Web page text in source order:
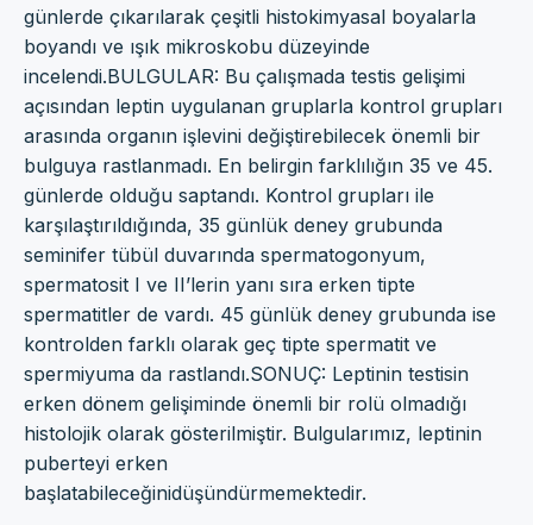
günlerde çıkarılarak çeşitli histokimyasal boyalarla
boyandı ve ışık mikroskobu düzeyinde
incelendi.BULGULAR: Bu çalışmada testis gelişimi
açısından leptin uygulanan gruplarla kontrol grupları
arasında organın işlevini değiştirebilecek önemli bir
bulguya rastlanmadı. En belirgin farklılığın 35 ve 45.
günlerde olduğu saptandı. Kontrol grupları ile
karşılaştırıldığında, 35 günlük deney grubunda
seminifer tübül duvarında spermatogonyum,
spermatosit I ve II’lerin yanı sıra erken tipte
spermatitler de vardı. 45 günlük deney grubunda ise
kontrolden farklı olarak geç tipte spermatit ve
spermiyuma da rastlandı.SONUÇ: Leptinin testisin
erken dönem gelişiminde önemli bir rolü olmadığı
histolojik olarak gösterilmiştir. Bulgularımız, leptinin
puberteyi erken
başlatabileceğinidüşündürmemektedir.